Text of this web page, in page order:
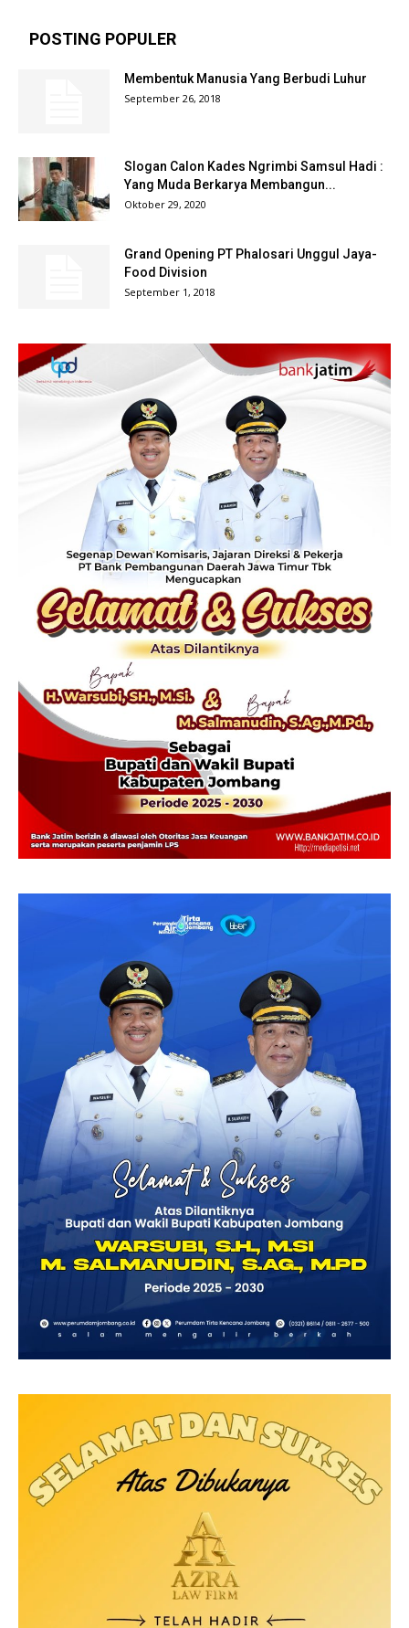
POSTING POPULER
Membentuk Manusia Yang Berbudi Luhur
September 26, 2018
Slogan Calon Kades Ngrimbi Samsul Hadi :
Yang Muda Berkarya Membangun...
Oktober 29, 2020
Grand Opening PT Phalosari Unggul Jaya-
Food Division
September 1, 2018